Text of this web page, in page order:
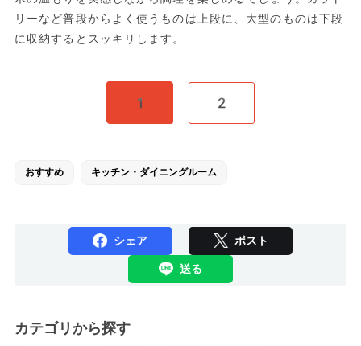
リーなど普段からよく使うものは上段に、大型のものは下段
に収納するとスッキリします。
1 2
おすすめ キッチン・ダイニングルーム
シェア ポスト
送る
カテゴリから探す